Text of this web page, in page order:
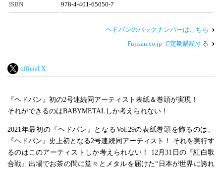
ISBN 978-4-401-65050-7
ヘドバンのバックナンバーはこちら
Fujisan.co.jp で定期購読する
official X
『ヘドバン』初の2号連続同アーティスト表紙＆巻頭が実現！
それができるのはBABYMETALしか考えられない！
2021年最初の『ヘドバン』となるVol.29の表紙巻頭を飾るのは、
『ヘドバン』史上初となる2号連続同アーティスト！ それを実行す
るのはこのアーティストしか考えられない！ 12月31日の『紅白歌
合戦』出場でお茶の間に堂々とメタルを届けた“日本が世界に誇れ